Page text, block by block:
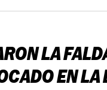
LA
EN LA